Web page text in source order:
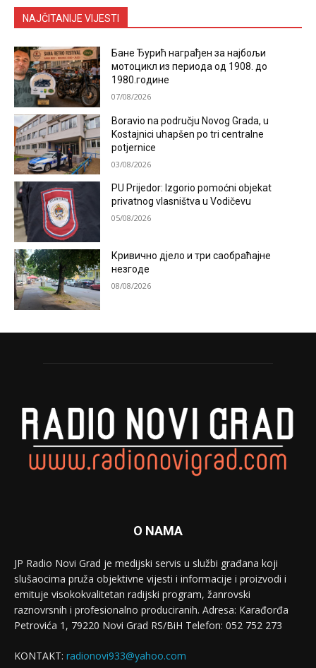
NAJČITANIJE VIJESTI
Бане Ђурић награђен за најбољи
мотоцикл из периода од 1908. до
1980.године
07/08/2026
Boravio na području Novog Grada, u
Kostajnici uhapšen po tri centralne
potjernice
03/08/2026
PU Prijedor: Izgorio pomoćni objekat
privatnog vlasništva u Vodičevu
05/08/2026
Кривично дјело и три саобраћајне
незгоде
08/08/2026
O NAMA
JP Radio Novi Grad je medijski servis u službi građana koji
slušaocima pruža objektivne vijesti i informacije i proizvodi i
emituje visokokvalitetan radijski program, žanrovski
raznovrsnih i profesionalno produciranih. Adresa: Кarađorđa
Petrovića 1, 79220 Novi Grad RS/BiH Telefon: 052 752 273
KONTAKT: radionovi933@yahoo.com